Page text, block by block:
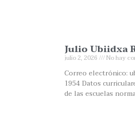
Julio Ubiidxa
julio 2, 2026 No hay
Correo electrónico:
1954 Datos
de las escuelas